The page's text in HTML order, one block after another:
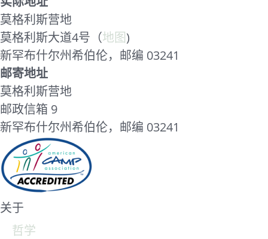
莫格利斯营地
莫格利斯大道4号（地图)
新罕布什尔州希伯伦，邮编 03241
邮寄地址
莫格利斯营地
邮政信箱 9
新罕布什尔州希伯伦，邮编 03241
关于
哲学